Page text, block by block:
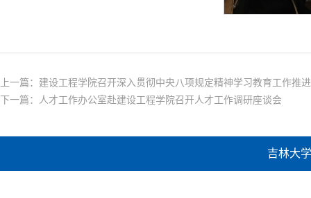
上一篇： 建设工程学院召开深入贯彻中央八项规定精神学习教育工作推
下一篇：
人才工作办公室赴建设工程学院召开人才工作调研座谈会
吉林大